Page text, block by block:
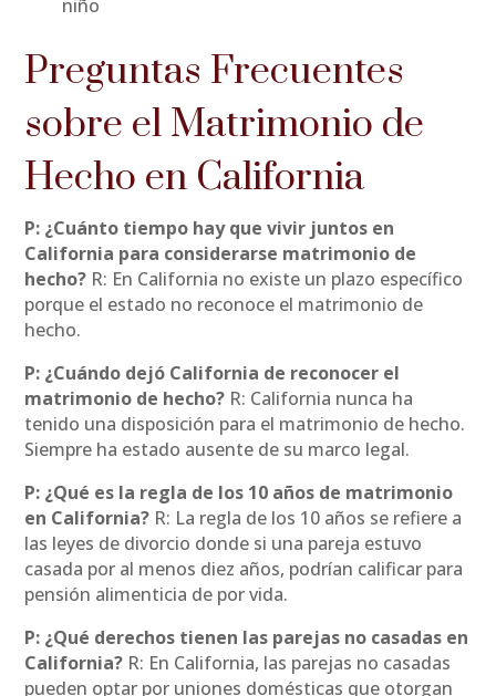
niño
Preguntas Frecuentes
sobre el Matrimonio de
Hecho en California
P: ¿Cuánto tiempo hay que vivir juntos en
California para considerarse matrimonio de
hecho? R: En California no existe un plazo específico
porque el estado no reconoce el matrimonio de
hecho.
P: ¿Cuándo dejó California de reconocer el
matrimonio de hecho? R: California nunca ha
tenido una disposición para el matrimonio de hecho.
Siempre ha estado ausente de su marco legal.
P: ¿Qué es la regla de los 10 años de matrimonio
en California? R: La regla de los 10 años se refiere a
las leyes de divorcio donde si una pareja estuvo
casada por al menos diez años, podrían calificar para
pensión alimenticia de por vida.
P: ¿Qué derechos tienen las parejas no casadas en
California? R: En California, las parejas no casadas
pueden optar por uniones domésticas que otorgan